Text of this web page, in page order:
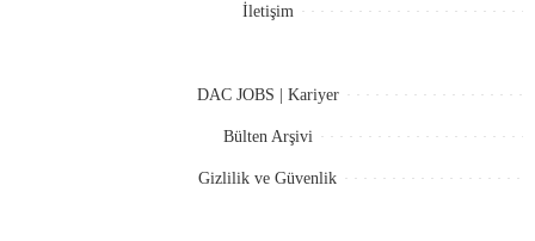
İletişim
DAC JOBS | Kariyer
Bülten Arşivi
Gizlilik ve Güvenlik